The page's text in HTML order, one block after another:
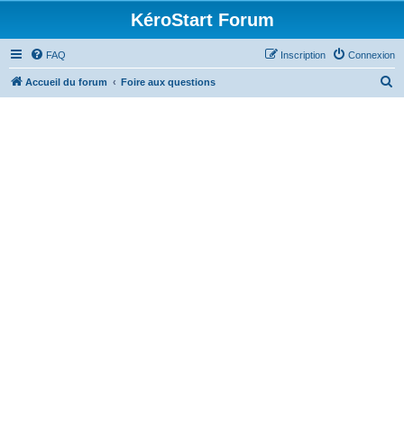
KéroStart Forum
FAQ Connexion
Inscription
Accueil du forum Foire aux questions